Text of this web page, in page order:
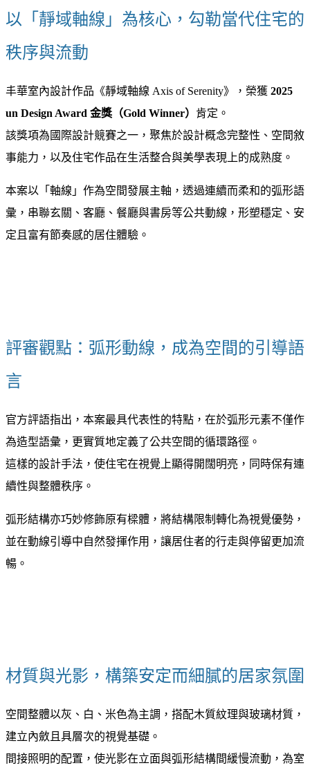
以「靜域軸線」為核心，勾勒當代住宅的
秩序與流動
丰華室內設計作品《靜域軸線 Axis of Serenity》，榮獲 2025
un Design Award 金獎（Gold Winner） 肯定。
該獎項為國際設計競賽之一，聚焦於設計概念完整性、空間敘
事能力，以及住宅作品在生活整合與美學表現上的成熟度。
本案以「軸線」作為空間發展主軸，透過連續而柔和的弧形語
彙，串聯玄關、客廳、餐廳與書房等公共動線，形塑穩定、安
定且富有節奏感的居住體驗。
評審觀點：弧形動線，成為空間的引導語
言
官方評語指出，本案最具代表性的特點，在於弧形元素不僅作
為造型語彙，更實質地定義了公共空間的循環路徑。
這樣的設計手法，使住宅在視覺上顯得開闊明亮，同時保有連
續性與整體秩序。
弧形結構亦巧妙修飾原有樑體，將結構限制轉化為視覺優勢，
並在動線引導中自然發揮作用，讓居住者的行走與停留更加流
暢。
材質與光影，構築安定而細膩的居家氛圍
空間整體以灰、白、米色為主調，搭配木質紋理與玻璃材質，
建立內斂且具層次的視覺基礎。
間接照明的配置，使光影在立面與弧形結構間緩慢流動，為室